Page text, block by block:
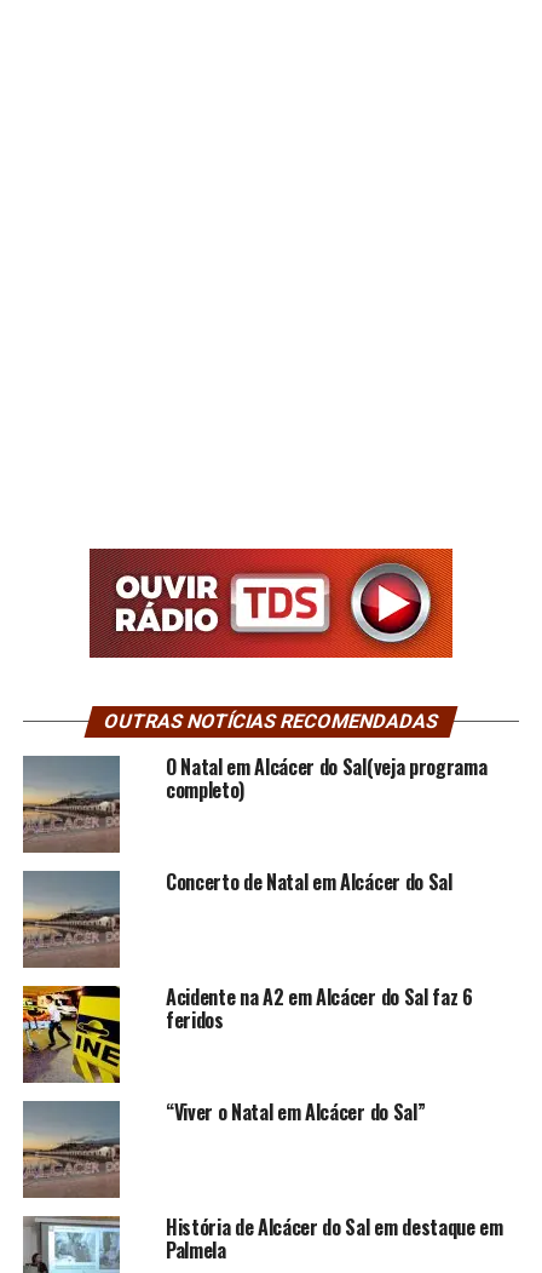
OUTRAS NOTÍCIAS RECOMENDADAS
O Natal em Alcácer do Sal(veja programa
completo)
Concerto de Natal em Alcácer do Sal
Acidente na A2 em Alcácer do Sal faz 6
feridos
“Viver o Natal em Alcácer do Sal”
História de Alcácer do Sal em destaque em
Palmela